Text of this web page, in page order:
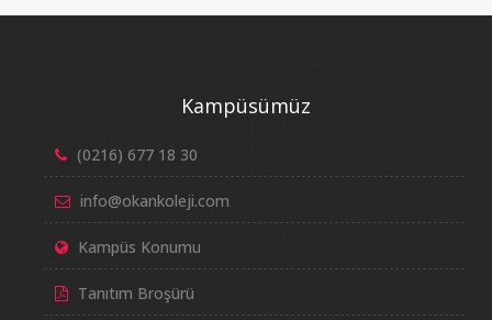
Kampüsümüz
(0216) 677 18 30
info@okankoleji.com
Kampüs Konumu
Tanıtım Broşürü